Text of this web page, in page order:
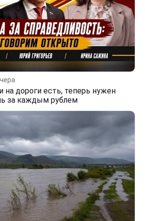
на дороги есть, теперь нужен
за каждым рублем